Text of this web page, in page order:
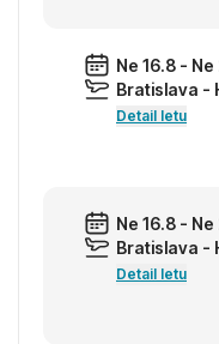
Ne 16.8 -
Bratislava -
Detail letu
Ne 16.8 -
Bratislava -
Detail letu